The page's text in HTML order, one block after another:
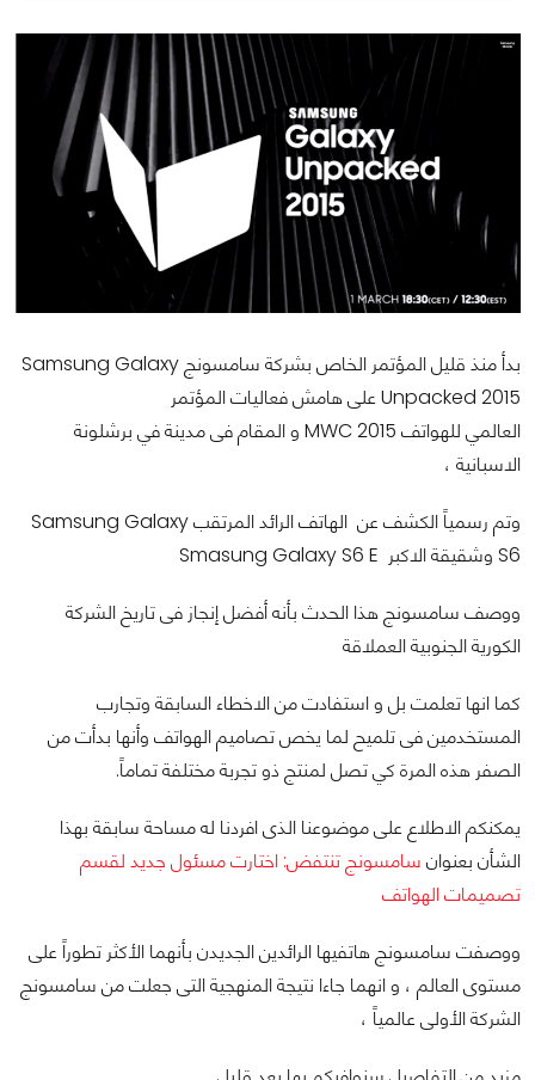
بدأ منذ قليل المؤتمر الخاص بشركة سامسونج Samsung Galaxy
Unpacked 2015 على هامش فعاليات المؤتمر
العالمي للهواتف MWC 2015 و المقام فى مدينة في برشلونة
الاسبانية ،
وتم رسمياً الكشف عن الهاتف الرائد المرتقب Samsung Galaxy
S6 وشقيقة الاكبر Smasung Galaxy S6 E
ووصف سامسونج هذا الحدث بأنه أفضل إنجاز فى تاريخ الشركة
الكورية الجنوبية العملاقة
كما انها تعلمت بل و استفادت من الاخطاء السابقة وتجارب
المستخدمين فى تلميح لما يخص تصاميم الهواتف وأنها بدأت من
الصفر هذه المرة كي تصل لمنتج ذو تجربة مختلفة تماماً.
يمكنكم الاطلاع على موضوعنا الذى افردنا له مساحة سابقة بهذا
الشأن بعنوان سامسونج تنتفض: اختارت مسئول جديد لقسم
تصميمات الهواتف
ووصفت سامسونج هاتفيها الرائدين الجديدن بأنهما الأكثر تطوراً على
مستوى العالم ، و انهما جاءا نتيجة المنهجية التى جعلت من سامسونج
الشركة الأولى عالمياً ،